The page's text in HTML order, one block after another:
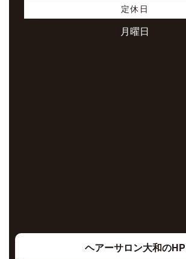
定休日
月曜日
ヘアーサロン大和のHP